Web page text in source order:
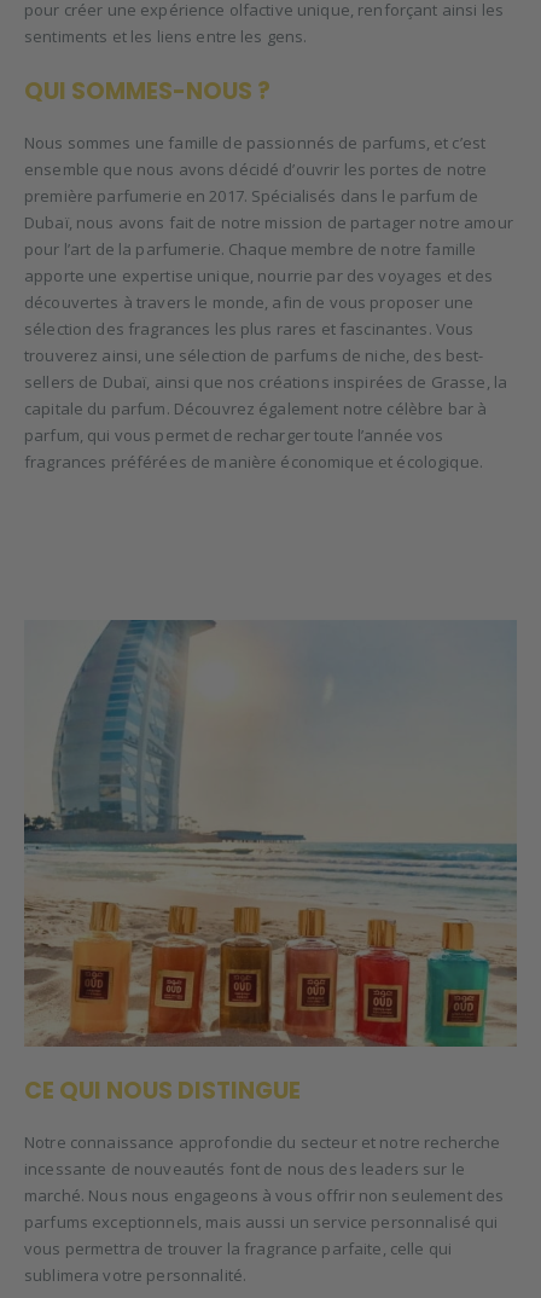
pour créer une expérience olfactive unique, renforçant ainsi les
sentiments et les liens entre les gens.
QUI SOMMES-NOUS ?
Nous sommes une famille de passionnés de parfums, et c’est
ensemble que nous avons décidé d’ouvrir les portes de notre
première parfumerie en 2017. Spécialisés dans le parfum de
Dubaï, nous avons fait de notre mission de partager notre amour
pour l’art de la parfumerie. Chaque membre de notre famille
apporte une expertise unique, nourrie par des voyages et des
découvertes à travers le monde, afin de vous proposer une
sélection des fragrances les plus rares et fascinantes. Vous
trouverez ainsi, une sélection de parfums de niche, des best-
sellers de Dubaï, ainsi que nos créations inspirées de Grasse, la
capitale du parfum. Découvrez également notre célèbre bar à
parfum, qui vous permet de recharger toute l’année vos
fragrances préférées de manière économique et écologique.
CE QUI NOUS DISTINGUE
Notre connaissance approfondie du secteur et notre recherche
incessante de nouveautés font de nous des leaders sur le
marché. Nous nous engageons à vous offrir non seulement des
parfums exceptionnels, mais aussi un service personnalisé qui
vous permettra de trouver la fragrance parfaite, celle qui
sublimera votre personnalité.